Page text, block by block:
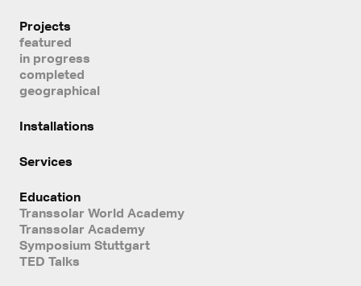
Projects
featured
in progress
completed
geographical
Installations
Services
Education
Transsolar World Academy
Transsolar Academy
Symposium Stuttgart
TED Talks